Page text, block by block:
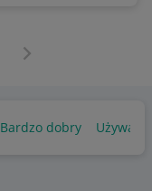
Następna strona
Bardzo dobry Używany